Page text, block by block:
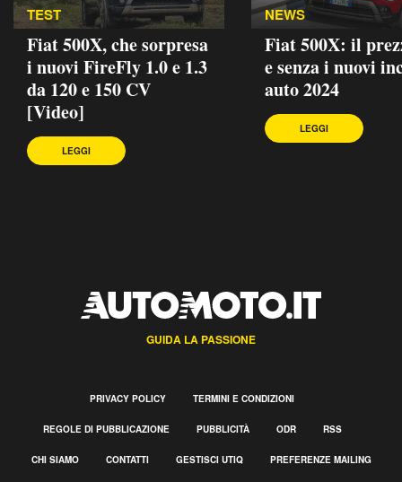
TEST
Fiat 500X, che sorpresa
i nuovi FireFly 1.0 e 1.3
da 120 e 150 CV
[Video]
LEGGI
NEWS
Fiat 500X: il
e senza i nuovi
auto 2024
LEGGI
GUIDA LA PASSIONE
PRIVACY POLICY TERMINI E CONDIZIONI
REGOLE DI PUBBLICAZIONE PUBBLICITÀ ODR RSS
CHI SIAMO CONTATTI GESTISCI UTIQ PREFERENZE MAILING